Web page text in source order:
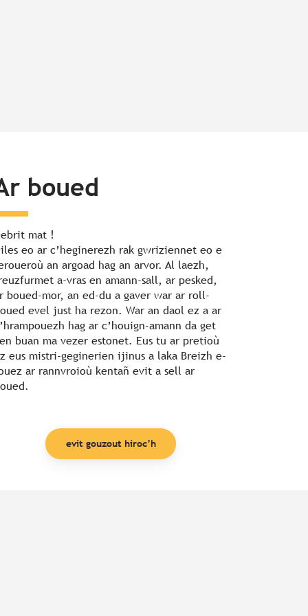
boued
mat !
eo ar c’heginerezh rak gwriziennet eo e
an argoad hag an arvor. Al laezh,
a-vras en amann-sall, ar pesked,
boued-mor, an ed-du a gaver war ar roll-
evel just ha rezon. War an daol ez a ar
hag ar c’houign-amann da get
buan ma vezer estonet. Eus tu ar pretioù
eus mistri-geginerien ijinus a laka Breizh e-
ar rannvroioù kentañ evit a sell ar
evit gouzout hiroc’h